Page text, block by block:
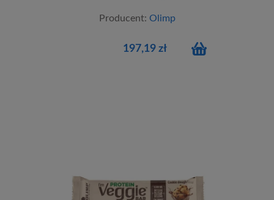
Producent: Olimp
197,19 zł